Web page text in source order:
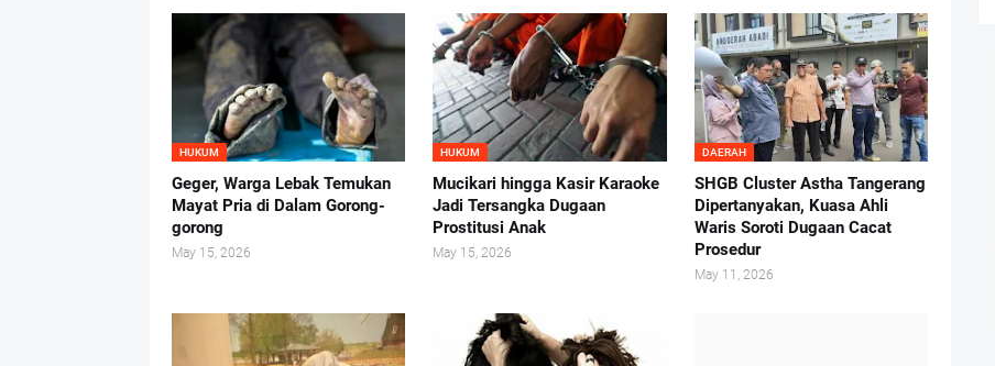
HUKUM
Geger, Warga Lebak Temukan
Mayat Pria di Dalam Gorong-
gorong
May 15, 2026
HUKUM
Mucikari hingga Kasir Karaoke
Jadi Tersangka Dugaan
Prostitusi Anak
May 15, 2026
DAERAH
SHGB Cluster Astha Tangerang
Dipertanyakan, Kuasa Ahli
Waris Soroti Dugaan Cacat
Prosedur
May 11, 2026